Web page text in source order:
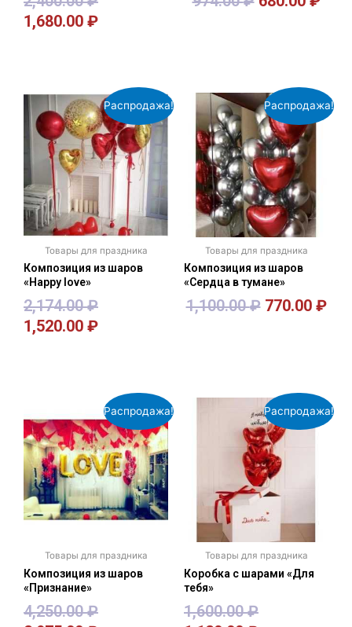
1,680.00 ₽
Распродажа!
Товары для праздника
Композиция из шаров
«Happy love»
2,174.00₽
1,520.00 ₽
Распродажа!
Товары для праздника
Композиция из шаров
«Сердца в тумане»
1,100.00₽ 770.00 ₽
Распродажа!
Товары для праздника
Композиция из шаров
«Признание»
4,250.00₽
Распродажа!
Товары для праздника
Коробка с шарами «Для
тебя»
1,600.00₽